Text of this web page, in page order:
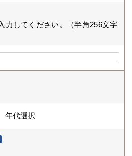
力してください。（半角256文字